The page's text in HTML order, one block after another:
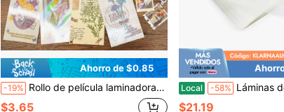
Ahorro de $0.85
-19% Rollo de película laminadora prerecubierta BOPP holográfica de 22 cm x 5 m con patrón de estrella transparente, impermeable y térmica, compatible con laminadoras para manualidades de papel, pegatinas, tarjetas y protección de fotos
$3.65
Local -58% Láminas de plástico transparente para
$21.19